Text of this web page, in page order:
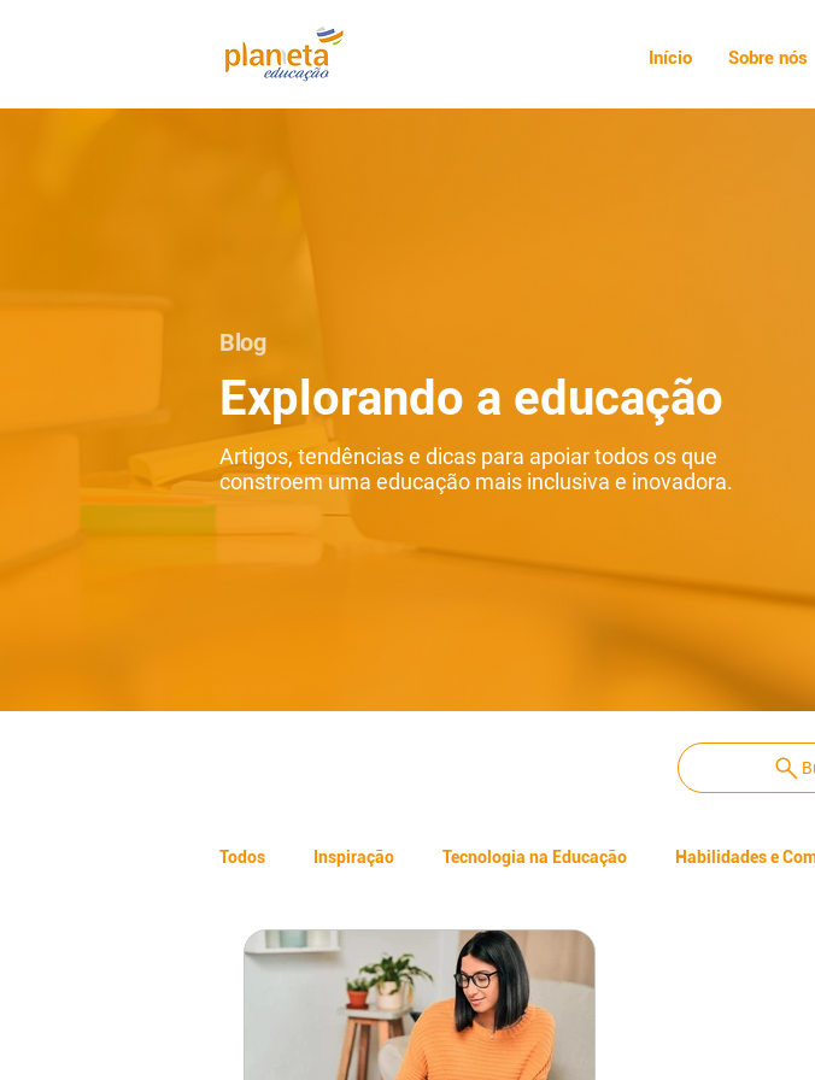
Início Sobre nós
Blog
Explorando a educação
Artigos, tendências e dicas para apoiar todos os que
constroem uma educação mais inclusiva e inovadora.
Todos Inspiração Tecnologia na Educação Habilidades e